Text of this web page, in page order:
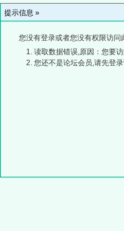
提示信息 »
您没有登录或者您没有权限访
读取数据错误,原因：您要
您还不是论坛会员,请先登